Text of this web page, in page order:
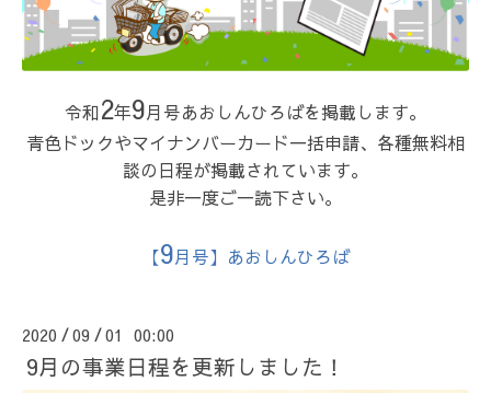
令和2年9月号あおしんひろばを掲載します。
青色ドックやマイナンバーカード一括申請、各種無料相
談の日程が掲載されています。
是非一度ご一読下さい。
【9月号】あおしんひろば
2020 /09 /01 00:00
9月の事業日程を更新しました！